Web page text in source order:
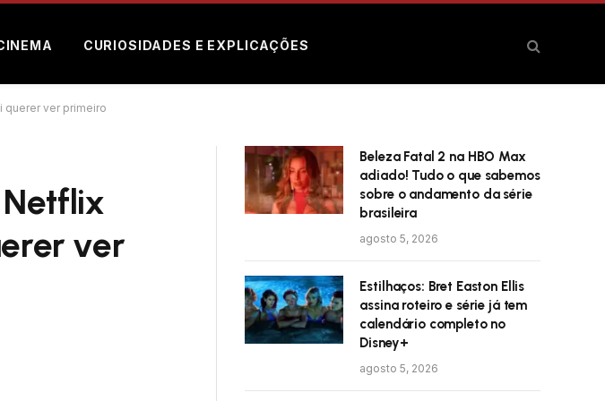
CURIOSIDADES E EXPLICAÇÕES
querer ver primeiro
ver
Beleza Fatal 2 na HBO Max
adiado! Tudo o que sabemos
sobre o andamento da série
brasileira
agosto 5, 2026
Estilhaços: Bret Easton Ellis
assina roteiro e série já tem
calendário completo no
Disney+
agosto 5, 2026